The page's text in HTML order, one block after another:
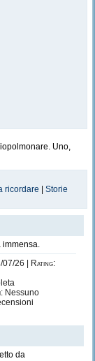
Uno,
ricordare
Storie
immensa.
26 |
Rating:
Nessuno
da